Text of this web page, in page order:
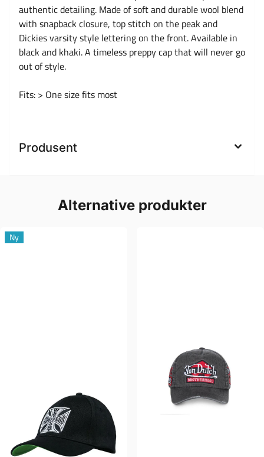
authentic detailing. Made of soft and durable wool blend
with snapback closure, top stitch on the peak and
Dickies varsity style lettering on the front. Available in
black and khaki. A timeless preppy cap that will never go
out of style.
Fits: > One size fits most
Produsent
Alternative produkter
Ny